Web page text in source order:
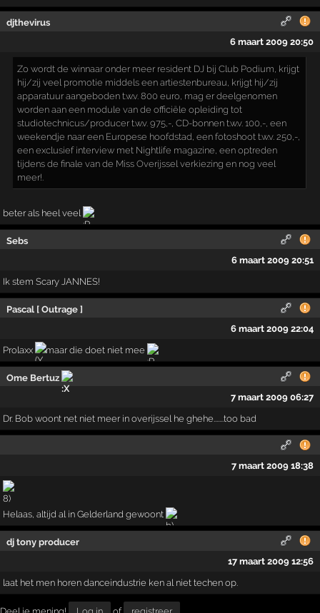
djthevirus
6 maart 2009 20:50
Zo wordt de winnaar onder meer resident DJ bij Club Podium, krijgt
hij/zij veel promotie middels een artiestenbureau, krijgt hij/zij
apparatuur aangeboden t.w.v. 800 euro, mag er deelgenomen
worden aan een module van de officiële opleiding tot
studiotechnicus/producer t.w.v. 975,-, CD-bonnen t.w.v. 100,-, een
weekendje naar een Europese hoofdstad, een fotoshoot t.w.v. 250,-,
een exclusief interview met Nightlife magazine, een optreden
tijdens de finale van de Miss Overijssel verkiezing en nog veel
meer!.
beter als heel veel
Sebs
6 maart 2009 20:51
Ik stem Scary JANNES!
Pascal [ Outrage ]
6 maart 2009 22:04
Prolaxx maar die doet niet mee
Ome Bertuz
7 maart 2009 06:27
Dr. Bob woont net niet meer in overijssel he ghehe.......too bad
7 maart 2009 18:38
Helaas, altijd al in Gelderland gewoont
dj tony producer
17 maart 2009 12:56
laat het men horen danceindustrie ken al niet techen op.